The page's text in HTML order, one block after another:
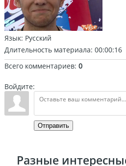
Язык: Русский
Длительность материала: 00:00:16
Всего комментариев: 0
Войдите:
Отправить
Разные